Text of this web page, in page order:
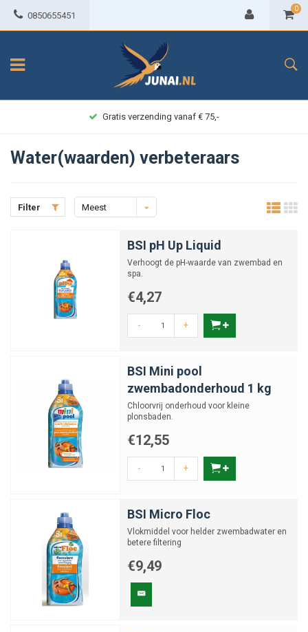
0850655451
0
Gratis verzending vanaf € 75,-
Water(waarden) verbeteraars
Filter
Meest
BSI pH Up Liquid
Verhoogt de pH-waarde van zwembad en
spa.
€4,27
- +
BSI Mini pool
zwembadonderhoud 1 kg
Chloorvrij onderhoud voor kleine
plonsbaden.
€12,55
- +
BSI Micro Floc
Vlokmiddel voor helder zwembadwater en
betere filtering
€9,49